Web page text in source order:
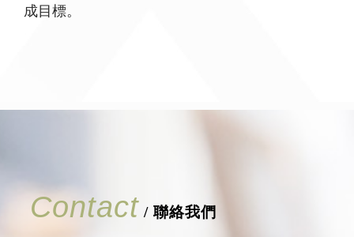
成目標。
Contact / 聯絡我們